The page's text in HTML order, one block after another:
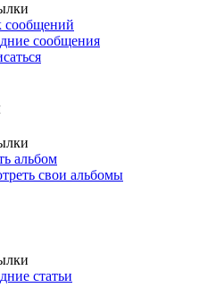
сообщений
сообщения
альбом
свои альбомы
статьи